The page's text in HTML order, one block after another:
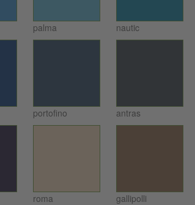
palma nautic
portofino antras
roma gallipolli